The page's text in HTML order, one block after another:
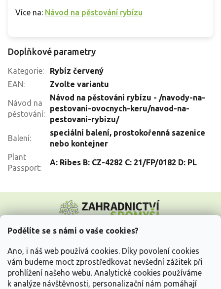
Podělíte se s námi o vaše cookies?
Ano, i náš web používá cookies. Díky povolení cookies
vám budeme moct zprostředkovat nevšední zážitek při
prohlížení našeho webu. Analytické cookies používáme
k analýze návštěvnosti, personalizační nám pomáhají
Více na: Návod na pěstování rybízu
Doplňkové parametry
Kategorie:
Rybíz červený
EAN: Zvolte variantu
Návod na
pěstování:
Návod na pěstování rybízu - /navody-na-
pestovani-ovocnych-keru/navod-na-
pestovani-rybizu/
Balení:
speciální balení, prostokořenná sazenice
nebo kontejner
Plant
Passport:
A: Ribes B: CZ-4282 C: 21/FP/0182 D: PL
p
Vše o nákupu
Informace pro Vás